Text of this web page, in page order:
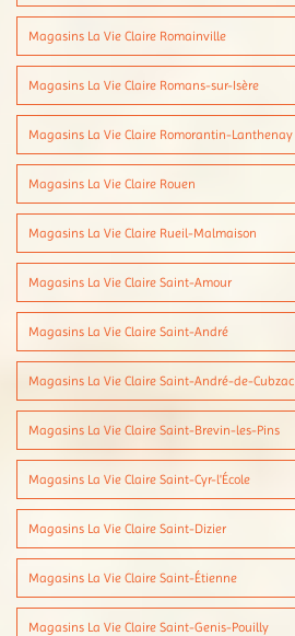
Magasins La Vie Claire Romainville
Magasins La Vie Claire Romans-sur-Isère
Magasins La Vie Claire Romorantin-Lanthenay
Magasins La Vie Claire Rouen
Magasins La Vie Claire Rueil-Malmaison
Magasins La Vie Claire Saint-Amour
Magasins La Vie Claire Saint-André
Magasins La Vie Claire Saint-André-de-Cubzac
Magasins La Vie Claire Saint-Brevin-les-Pins
Magasins La Vie Claire Saint-Cyr-l'École
Magasins La Vie Claire Saint-Dizier
Magasins La Vie Claire Saint-Étienne
Magasins La Vie Claire Saint-Genis-Pouilly